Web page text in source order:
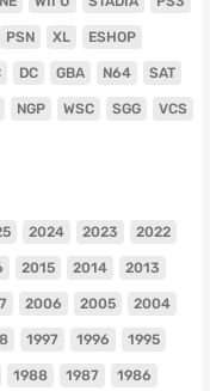
PSN XL ESHOP
DC GBA N64 SAT
NGP WSC SGG VCS
2024 2023 2022
2015 2014 2013
2006 2005 2004
1997 1996 1995
1988 1987 1986